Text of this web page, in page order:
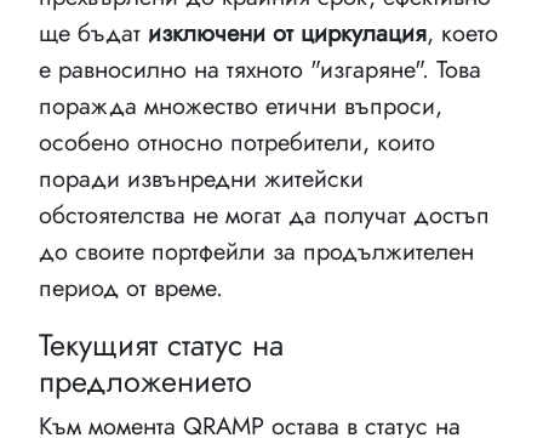
ще бъдат изключени от циркулация, което
е равносилно на тяхното "изгаряне". Това
поражда множество етични въпроси,
особено относно потребители, които
поради извънредни житейски
обстоятелства не могат да получат достъп
до своите портфейли за продължителен
период от време.
Текущият статус на
предложението
Към момента QRAMP остава в статус на